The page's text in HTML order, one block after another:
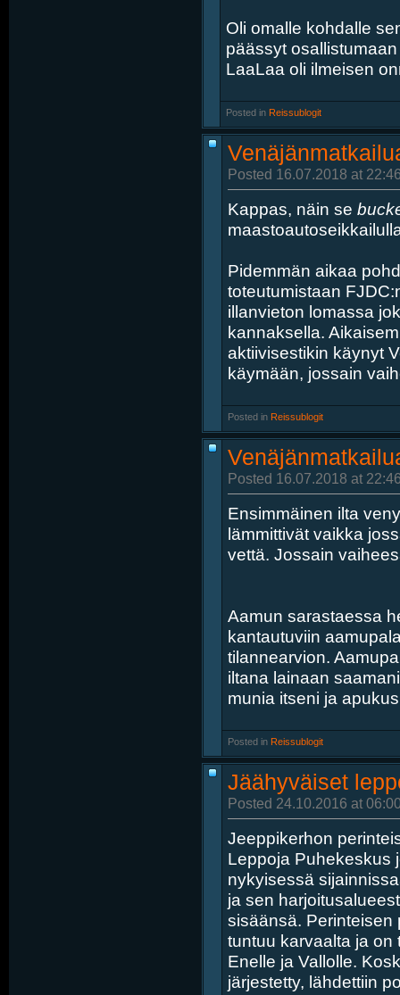
Oli omalle kohdalle
päässyt
LaaLaa oli ilmeisen
Posted in Reissublogit
Posted 16.07.2018 at
Kappas, näin se
Pidemmän aikaa
toteutumistaan
illanvieton lomassa
kannaksella.
aktiivisestikin käynyt
käymään, jossain
Posted in Reissublogit
Posted 16.07.2018 at
Ensimmäinen ilta
lämmittivät vaikka
vettä. Jossain
Aamun sarastaessa
kantautuviin
tilannearvion.
iltana lainaan
munia itseni ja
Posted in Reissublogit
Jäähyväiset
Posted 24.10.2016 at
Jeeppikerhon
Leppoja Puhekeskus
nykyisessä
ja sen
sisäänsä. Perinteisen
tuntuu karvaalta ja on
Enelle ja Vallolle.
järjestetty, lähdettiin